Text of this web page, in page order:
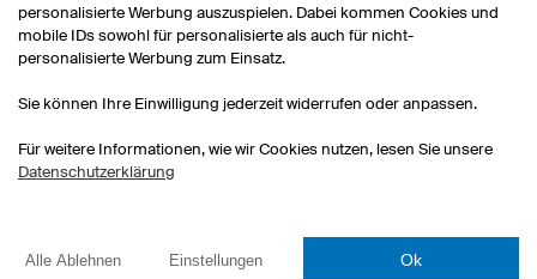
personalisierte Werbung auszuspielen. Dabei kommen Cookies und
mobile IDs sowohl für personalisierte als auch für nicht-
personalisierte Werbung zum Einsatz.
Sie können Ihre Einwilligung jederzeit widerrufen oder anpassen.
Für weitere Informationen, wie wir Cookies nutzen, lesen Sie unsere
Datenschutzerklärung
Alle Ablehnen Einstellungen Ok